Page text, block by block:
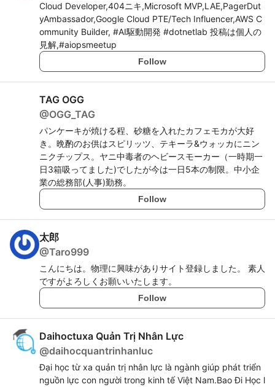
Cloud Developer,404ニキ,Microsoft MVP,LAE,PagerDut
yAmbassador,Google Cloud PTE/Tech Influencer,AWS C
ommunity Builder, #AI駆動開発 #dotnetlab 投稿は個人の
見解,#aiopsmeetup
Follow
TAG OGG
@OGG_TAG
パンケーキが焼ける程、砂糖を入れたカフェモカが大好
き。晩酌のお供はスピリッツ、テキーラ&ウォッカにニン
ニクチップス。ヤニ中毒者のヘビースモーカー（一時期一
日3箱吸ってました)でしたが今は一日5本の制限。中小企
業の総務部(人事)勤務。
Follow
太郎
@Taro999
こんにちは。物理に興味がありサイト登録しました。 素人
ですがよろしくお願いいたします。
Follow
Daihoctuxa Quản Trị Nhân Lực
@daihocquantrinhanluc
Đại học từ xa quản trị nhân lực là ngành giúp phát triển
nguồn lực con người trong kinh tế Việt Nam.Bao Đi Học l